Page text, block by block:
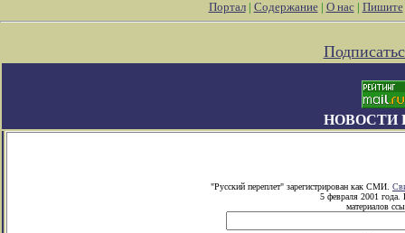
Портал| Содержание| О нас| Пишите
НОВОСТИ
"Русский переплет" зарегистрирован как СМИ.
5 февраля 2001 года.
материалов